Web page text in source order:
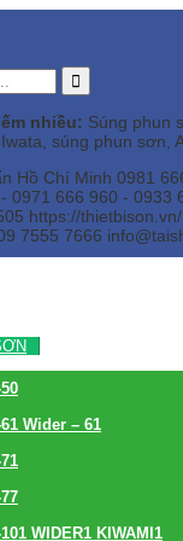
nhiều: Súng phun
súng phun sơn,
Hồ Chí Minh 0981
0971 666 960 - 0933
https://thietbison.vn/
7555 7666
Wider – 61
WIDER1 KIWAMI1